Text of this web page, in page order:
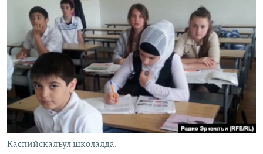
поискуСЕВЕР.РЕАЛИИ
СИБИРЬ.РЕАЛИИ
РАСПИСАНИЕ ВЕЩАНИЯ
ПОДПИШИТЕСЬ НА РАССЫЛКУ
СОЦИАЛЬНЫЕ СЕТИ
Каспийскалъул школалда.